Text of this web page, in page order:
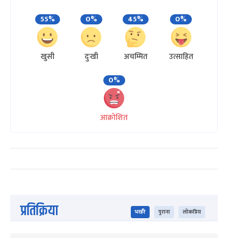
55%
खुसी
0%
दुःखी
45%
अचम्मित
0%
उत्साहित
0%
आक्रोशित
प्रतिक्रिया भर्खरै पुराना लोकप्रिय